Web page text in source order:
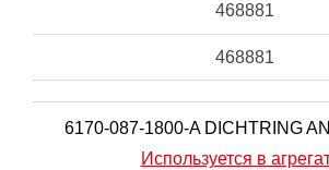
468881
468881
6170-087-1800-A DICHTRING
Используется в